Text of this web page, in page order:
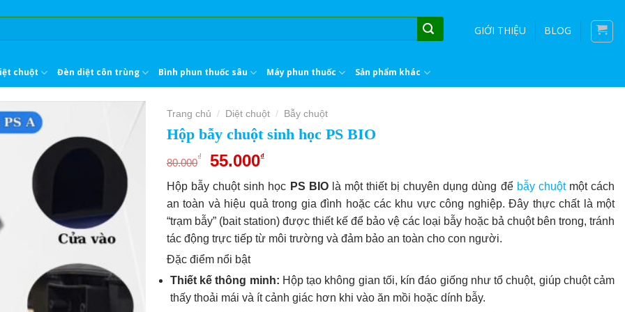
GIỚI THIỆU BLOG
chuột Đèn diệt côn trùng Bình phun thuốc sâu Máy phun thuốc Sản phẩm khác
Trang chủ / Diệt chuột / Bẫy chuột
Hộp bẫy chuột sinh học PS BIO
80.000₫
Giá
gốc
là:
80.000₫.
55.000₫Giá
tại
là:
55.000₫.
Hộp bẫy chuột sinh học PS BIOlà một thiết bị chuyên dụng dùng để bẫy chuộtmột cách
an toàn và hiệu quả trong gia đình hoặc các khu vực công nghiệp. Đây thực chất là một
“trạm bẫy” (bait station) được thiết kế để bảo vệ các loại bẫy hoặc bả chuột bên trong, tránh
tác động trực tiếp từ môi trường và đảm bảo an toàn cho con người.
Đặc điểm nổi bật
Thiết kế thông minh: Hộp tạo không gian tối, kín đáo giống như tổ chuột, giúp chuột cảm
thấy thoải mái và ít cảnh giác hơn khi vào ăn mồi hoặc dính bẫy.